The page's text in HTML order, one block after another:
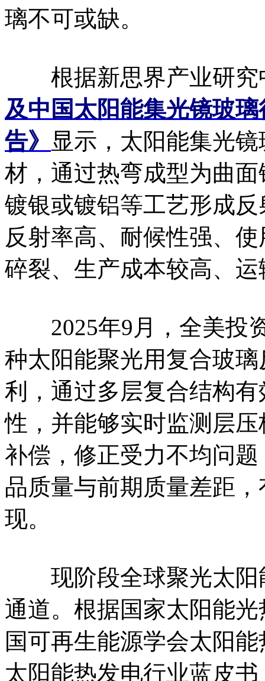
璃不可或缺。
根据新思界产业研究
及中国太阳能集光镜玻
告》 显示，太阳能集光
材，通过热弯成型为曲
镀银或镀铝等工艺形成
反射率高、耐候性强、
碎裂、生产成本较高、
2025年9月，全美投资
种太阳能聚光用复合玻
利，通过多层复合结构
性，并能够实时监测层
补偿，修正受力不均问
品质量与前期质量差距
现。
现阶段全球聚光太阳
通道。根据国家太阳能
国可再生能源学会太阳
太阳能热发电行业蓝皮